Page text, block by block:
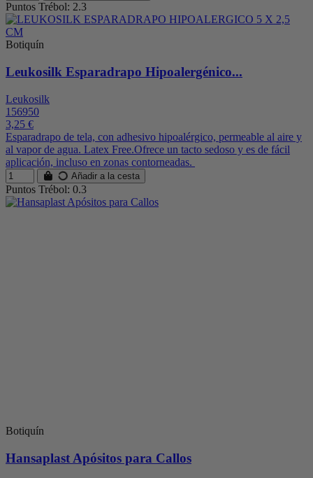
Puntos Trébol: 2.3
Botiquín
Leukosilk Esparadrapo Hipoalergénico...
Leukosilk
156950
3,25 €
Esparadrapo de tela, con adhesivo hipoalérgico, permeable al aire y
al vapor de agua. Latex Free.Ofrece un tacto sedoso y es de fácil
aplicación, incluso en zonas contorneadas.
Añadir a la cesta
Puntos Trébol: 0.3
Botiquín
Hansaplast Apósitos para Callos